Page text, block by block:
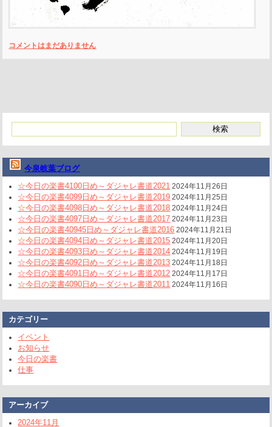
コメントはまだありません
今泉岐葉ブログ
☆今日の楽書4100日め～ダジャレ書道2021 2024年11月26日
☆今日の楽書4099日め～ダジャレ書道2019 2024年11月25日
☆今日の楽書4098日め～ダジャレ書道2018 2024年11月24日
☆今日の楽書4097日め～ダジャレ書道2017 2024年11月23日
☆今日の楽書40945日め～ダジャレ書道2016 2024年11月21日
☆今日の楽書4094日め～ダジャレ書道2015 2024年11月20日
☆今日の楽書4093日め～ダジャレ書道2014 2024年11月19日
☆今日の楽書4092日め～ダジャレ書道2013 2024年11月18日
☆今日の楽書4091日め～ダジャレ書道2012 2024年11月17日
☆今日の楽書4090日め～ダジャレ書道2011 2024年11月16日
カテゴリー
イベント
お知らせ
今日の楽書
仕事
アーカイブ
2024年11月